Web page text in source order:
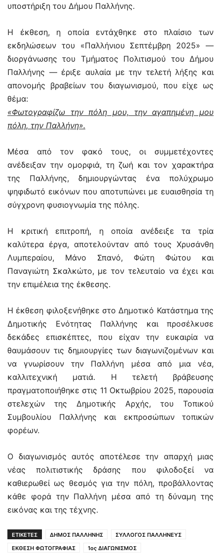
υποστήριξη του Δήμου Παλλήνης.
Η έκθεση, η οποία εντάχθηκε στο πλαίσιο των
εκδηλώσεων του «Παλλήνιου Σεπτέμβρη 2025» —
διοργάνωσης του Τμήματος Πολιτισμού του Δήμου
Παλλήνης — έριξε αυλαία με την τελετή λήξης και
απονομής βραβείων του διαγωνισμού, που είχε ως
θέμα:
«Φωτογραφίζω την πόλη μου, την αγαπημένη μου
πόλη, την Παλλήνη».
Μέσα από τον φακό τους, οι συμμετέχοντες
ανέδειξαν την ομορφιά, τη ζωή και τον χαρακτήρα
της Παλλήνης, δημιουργώντας ένα πολύχρωμο
ψηφιδωτό εικόνων που αποτυπώνει με ευαισθησία τη
σύγχρονη φυσιογνωμία της πόλης.
Η κριτική επιτροπή, η οποία ανέδειξε τα τρία
καλύτερα έργα, αποτελούνταν από τους Χρυσάνθη
Λυμπεραίου, Μάνο Σπανό, Φώτη Φώτου και
Παναγιώτη Σκαλκώτο, με τον τελευταίο να έχει και
την επιμέλεια της έκθεσης.
Η έκθεση φιλοξενήθηκε στο Δημοτικό Κατάστημα της
Δημοτικής Ενότητας Παλλήνης και προσέλκυσε
δεκάδες επισκέπτες, που είχαν την ευκαιρία να
θαυμάσουν τις δημιουργίες των διαγωνιζομένων και
να γνωρίσουν την Παλλήνη μέσα από μια νέα,
καλλιτεχνική ματιά. Η τελετή βράβευσης
πραγματοποιήθηκε στις 11 Οκτωβρίου 2025, παρουσία
στελεχών της Δημοτικής Αρχής, του Τοπικού
Συμβουλίου Παλλήνης και εκπροσώπων τοπικών
φορέων.
Ο διαγωνισμός αυτός αποτέλεσε την απαρχή μιας
νέας πολιτιστικής δράσης που φιλοδοξεί να
καθιερωθεί ως θεσμός για την πόλη, προβάλλοντας
κάθε φορά την Παλλήνη μέσα από τη δύναμη της
εικόνας και της τέχνης.
ΕΤΙΚΕΤΕΣ ΔΗΜΟΣ ΠΑΛΛΗΝΗΣ
ΣΥΛΛΟΓΟΣ ΠΑΛΛΗΝΕΥΣ
ΕΚΘΕΣΗ ΦΩΤΟΓΡΑΦΙΑΣ
1ος ΔΙΑΓΩΝΙΣΜΟΣ